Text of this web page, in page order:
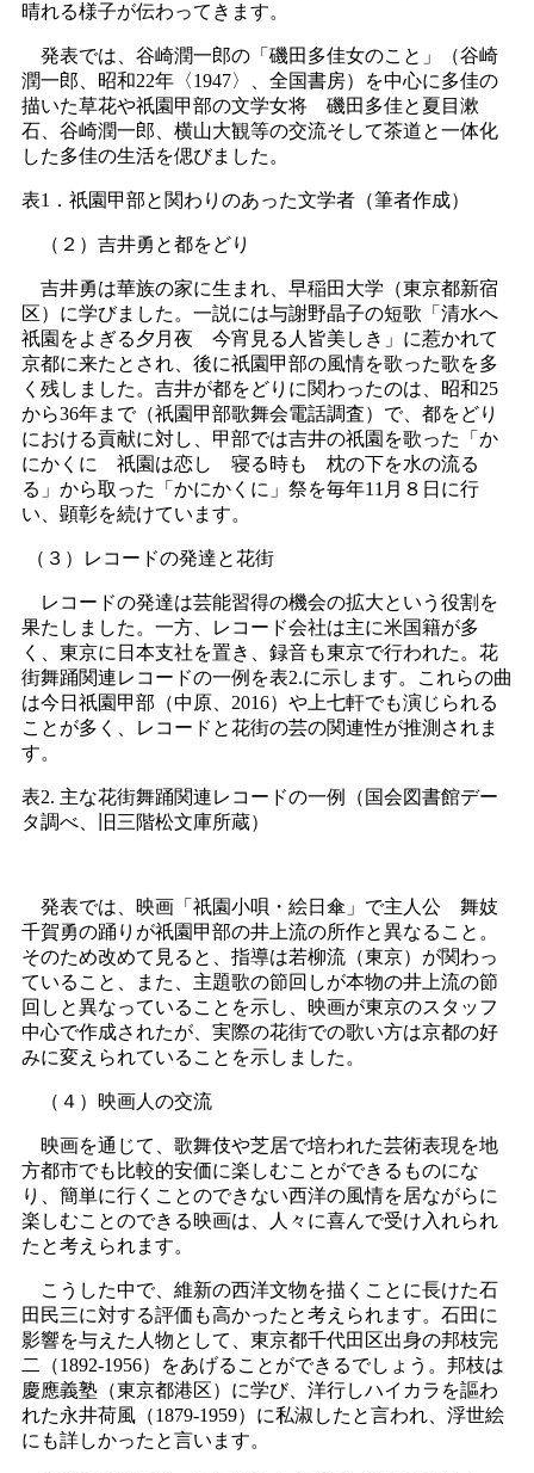
晴れる様子が伝わってきます。
発表では、谷崎潤一郎の「磯田多佳女のこと」（谷崎
潤一郎、昭和22年〈1947〉、全国書房）を中心に多佳の
描いた草花や祇園甲部の文学女将 磯田多佳と夏目漱
石、谷崎潤一郎、横山大観等の交流そして茶道と一体化
した多佳の生活を偲びました。
表1．祇園甲部と関わりのあった文学者（筆者作成）
（２）吉井勇と都をどり
吉井勇は華族の家に生まれ、早稲田大学（東京都新宿
区）に学びました。一説には与謝野晶子の短歌「清水へ
祇園をよぎる夕月夜 今宵見る人皆美しき」に惹かれて
京都に来たとされ、後に祇園甲部の風情を歌った歌を多
く残しました。吉井が都をどりに関わったのは、昭和25
から36年まで（祇園甲部歌舞会電話調査）で、都をどり
における貢献に対し、甲部では吉井の祇園を歌った「か
にかくに 祇園は恋し 寝る時も 枕の下を水の流る
る」から取った「かにかくに」祭を毎年11月８日に行
い、顕彰を続けています。
（３）レコードの発達と花街
レコードの発達は芸能習得の機会の拡大という役割を
果たしました。一方、レコード会社は主に米国籍が多
く、東京に日本支社を置き、録音も東京で行われた。花
街舞踊関連レコードの一例を表2.に示します。これらの曲
は今日祇園甲部（中原、2016）や上七軒でも演じられる
ことが多く、レコードと花街の芸の関連性が推測されま
す。
表2. 主な花街舞踊関連レコードの一例（国会図書館デー
タ調べ、旧三階松文庫所蔵）
発表では、映画「祇園小唄・絵日傘」で主人公 舞妓
千賀勇の踊りが祇園甲部の井上流の所作と異なること。
そのため改めて見ると、指導は若柳流（東京）が関わっ
ていること、また、主題歌の節回しが本物の井上流の節
回しと異なっていることを示し、映画が東京のスタッフ
中心で作成されたが、実際の花街での歌い方は京都の好
みに変えられていることを示しました。
（４）映画人の交流
映画を通じて、歌舞伎や芝居で培われた芸術表現を地
方都市でも比較的安価に楽しむことができるものにな
り、簡単に行くことのできない西洋の風情を居ながらに
楽しむことのできる映画は、人々に喜んで受け入れられ
たと考えられます。
こうした中で、維新の西洋文物を描くことに長けた石
田民三に対する評価も高かったと考えられます。石田に
影響を与えた人物として、東京都千代田区出身の邦枝完
二（1892-1956）をあげることができるでしょう。邦枝は
慶應義塾（東京都港区）に学び、洋行しハイカラを謳わ
れた永井荷風（1879-1959）に私淑したと言われ、浮世絵
にも詳しかったと言います。